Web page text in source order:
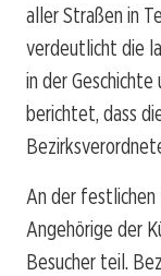
aller Straßen in
verdeutlicht die
in der
berichtet, dass
An der festlichen
Angehörige der
Besucher teil.